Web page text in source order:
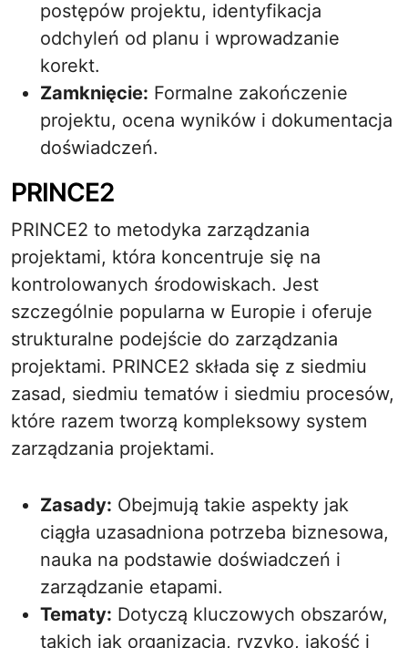
postępów projektu, identyfikacja
odchyleń od planu i wprowadzanie
korekt.
Zamknięcie: Formalne zakończenie
projektu, ocena wyników i dokumentacja
doświadczeń.
PRINCE2
PRINCE2 to metodyka zarządzania
projektami, która koncentruje się na
kontrolowanych środowiskach. Jest
szczególnie popularna w Europie i oferuje
strukturalne podejście do zarządzania
projektami. PRINCE2 składa się z siedmiu
zasad, siedmiu tematów i siedmiu procesów,
które razem tworzą kompleksowy system
zarządzania projektami.
Zasady: Obejmują takie aspekty jak
ciągła uzasadniona potrzeba biznesowa,
nauka na podstawie doświadczeń i
zarządzanie etapami.
Tematy: Dotyczą kluczowych obszarów,
takich jak organizacja, ryzyko, jakość i